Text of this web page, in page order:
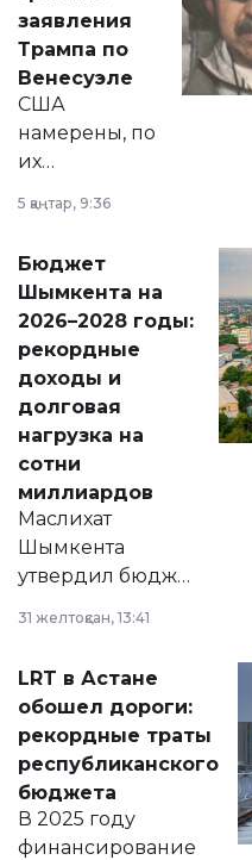
экономики и
личного здоровья.
заявления
Трампа по
Венесуэле
США
намерены, по
их
принести
народу
Венесуэлы.
5 қаңтар, 9:36
Бюджет
Шымкента на
2026–2028 годы:
рекордные
доходы и
долговая
нагрузка на
сотни
миллиардов
Маслихат
Шымкента
утвердил бюджет
2028 годы.
документ
появился в базе
нормативных
правовых актов и
на сайте маслихат
города.
31 желтоқсан, 13:41
LRT в Астане
обошел дороги:
рекордные траты
республиканского
бюджета
В 2025 году
финансирование